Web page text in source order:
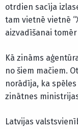
otrdien sacīja
tam vietnē vietnē
aizvadīšanai tomēr
Kā zināms
no šiem mačiem.
norādīja, ka
zinātnes
Latvijas